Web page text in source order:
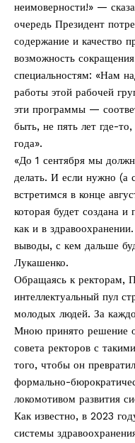
Редакция
Наша гісторыя
Контакты
Правила использования
Электронные обращения
неимоверности!» —
очередь Президент
содержание и качество
возможность
специальностям: «Нам
работы этой рабочей
эти программы —
быть, не пять лет где-
года».
«До 1 сентября мы
делать. И если нужно (а
встретимся в конце
которая будет создана
как и в
выводы, с кем дальше
Лукашенко.
Обращаясь к ректорам,
интеллектуальный пул
молодых людей. За
Мною принято решение о
совета ректоров с
того, чтобы он
формально-
локомотивом развития
Как известно, в 2023
системы